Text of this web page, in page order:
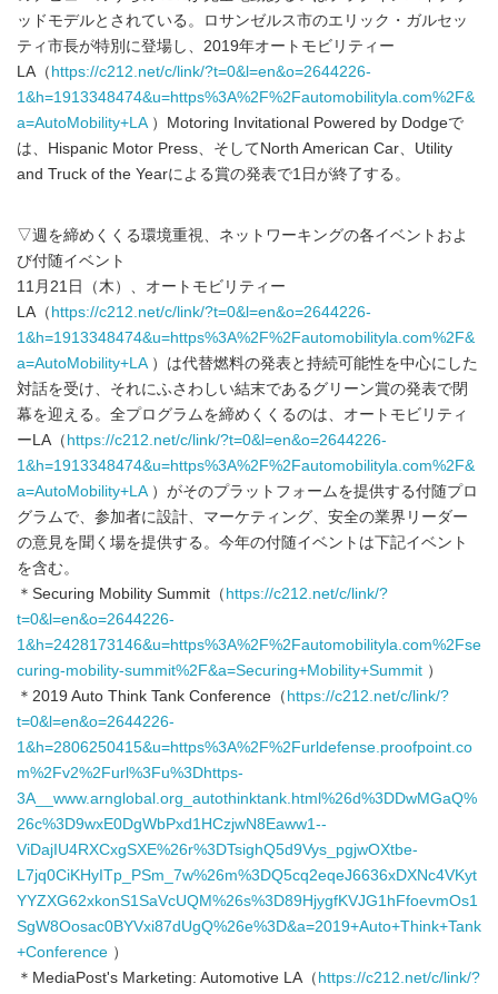
ッドモデルとされている。ロサンゼルス市のエリック・ガルセッ
ティ市長が特別に登場し、2019年オートモビリティー
LA（ https://c212.net/c/link/?t=0&l=en&o=2644226-
1&h=1913348474&u=https%3A%2F%2Fautomobilityla.com%2F&
a=AutoMobility+LA）Motoring Invitational Powered by Dodgeで
は、Hispanic Motor Press、そしてNorth American Car、Utility
and Truck of the Yearによる賞の発表で1日が終了する。
▽週を締めくくる環境重視、ネットワーキングの各イベントおよ
び付随イベント
11月21日（木）、オートモビリティー
LA（ https://c212.net/c/link/?t=0&l=en&o=2644226-
1&h=1913348474&u=https%3A%2F%2Fautomobilityla.com%2F&
a=AutoMobility+LA）は代替燃料の発表と持続可能性を中心にした
対話を受け、それにふさわしい結末であるグリーン賞の発表で閉
幕を迎える。全プログラムを締めくくるのは、オートモビリティ
ーLA（ https://c212.net/c/link/?t=0&l=en&o=2644226-
1&h=1913348474&u=https%3A%2F%2Fautomobilityla.com%2F&
a=AutoMobility+LA）がそのプラットフォームを提供する付随プロ
グラムで、参加者に設計、マーケティング、安全の業界リーダー
の意見を聞く場を提供する。今年の付随イベントは下記イベント
を含む。
＊Securing Mobility Summit（ https://c212.net/c/link/?
t=0&l=en&o=2644226-
1&h=2428173146&u=https%3A%2F%2Fautomobilityla.com%2Fse
curing-mobility-summit%2F&a=Securing+Mobility+Summit ）
＊2019 Auto Think Tank Conference（ https://c212.net/c/link/?
t=0&l=en&o=2644226-
1&h=2806250415&u=https%3A%2F%2Furldefense.proofpoint.co
m%2Fv2%2Furl%3Fu%3Dhttps-
3A__www.arnglobal.org_autothinktank.html%26d%3DDwMGaQ%
26c%3D9wxE0DgWbPxd1HCzjwN8Eaww1--
ViDajIU4RXCxgSXE%26r%3DTsighQ5d9Vys_pgjwOXtbe-
L7jq0CiKHyITp_PSm_7w%26m%3DQ5cq2eqeJ6636xDXNc4VKyt
YYZXG62xkonS1SaVcUQM%26s%3D89HjygfKVJG1hFfoevmOs1
SgW8Oosac0BYVxi87dUgQ%26e%3D&a=2019+Auto+Think+Tank
+Conference ）
＊MediaPost's Marketing: Automotive LA（ https://c212.net/c/link/?